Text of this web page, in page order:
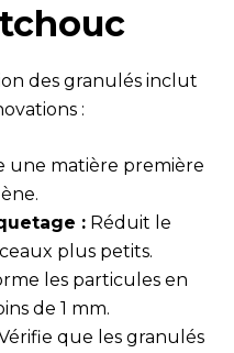
des granulés inclut
:
une matière première
: Réduit le
plus petits.
les particules en
de 1 mm.
que les granulés